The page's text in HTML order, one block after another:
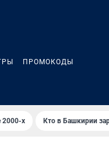
ПРОМОКОДЫ
2000-х Кто в Башкирии